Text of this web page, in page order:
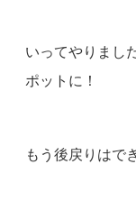
いってやりまし
ポットに！
もう後戻りはで